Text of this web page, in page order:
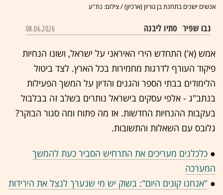
אנשים ישנים בתחנת בן גוריון (ארכיון) / צילום: נת''ע
נבו שפיר סתיו ליבנה 08.06.2026
אמש (א') התחדש הירי האיראני על ישראל, ושונו הנחיות
פיקוד העורף לדרגות מחמירות בכל הארץ. לצד ביטול
הלימודים בבתי הספר והגנים והדיון על המשך הפעילות
בנתב"ג - אלפי עסקים בישראל נותרים בשלב זה בבלבול
בעקבות ההנחיות החדשות. אז מה פתוח ומה סגור הבוקר?
גלובס עם השאלות והתשובות.
● כלכלנים מעריכים את התרחיש הסביר כעת להמשך
המערכה
● "אנחנו קונים היום": בשוק יש מי שנערך לנצל את הירידות